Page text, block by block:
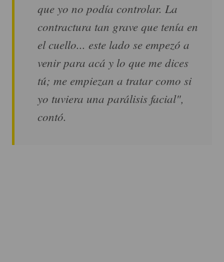
que yo no podía controlar. La
contractura tan grave que tenía en
el cuello... este lado se empezó a
venir para acá y lo que me dices
tú; me empiezan a tratar como si
yo tuviera una parálisis facial",
contó.